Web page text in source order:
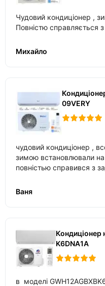
Чудовий кондиціонер ,
Повністю
Михайло
09VERY
чудовий кондиціонер ,
зимою встановлювали на
повністью справився з
температури
Ваня
Кондиціонер
K6DNA1A
в моделі